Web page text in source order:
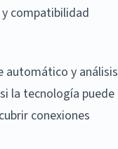
compatibilidad
automático y análisis
la tecnología puede
conexiones